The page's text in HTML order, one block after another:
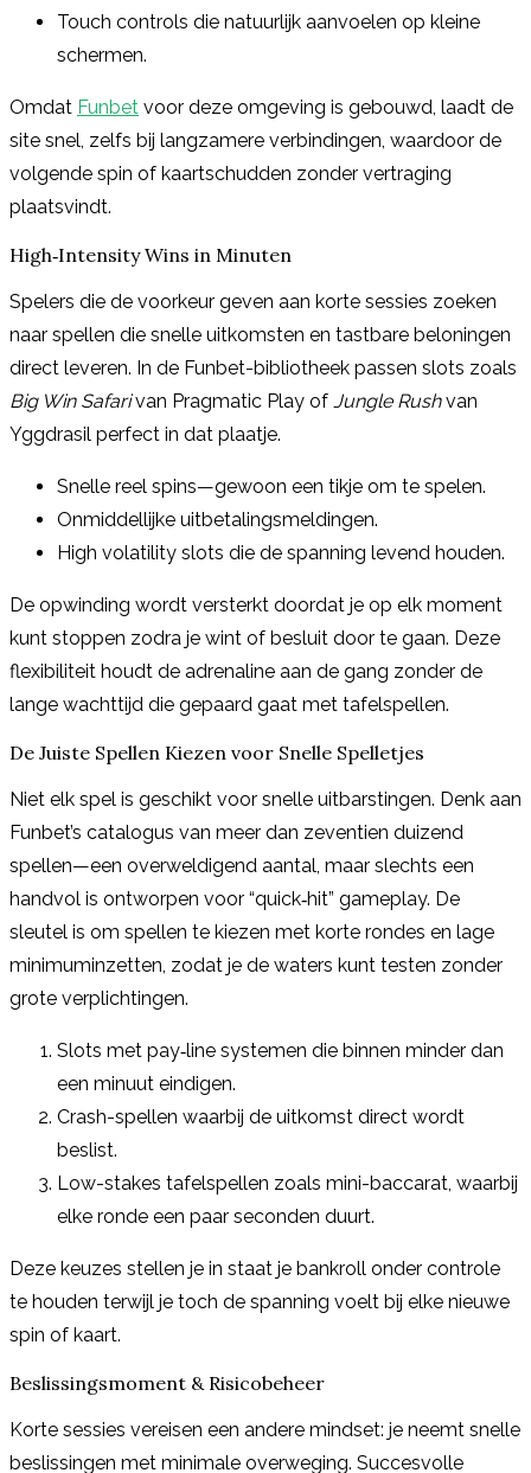
Touch controls die natuurlijk aanvoelen op kleine
schermen.
Omdat Funbet voor deze omgeving is gebouwd, laadt de
site snel, zelfs bij langzamere verbindingen, waardoor de
volgende spin of kaartschudden zonder vertraging
plaatsvindt.
High‑Intensity Wins in Minuten
Spelers die de voorkeur geven aan korte sessies zoeken
naar spellen die snelle uitkomsten en tastbare beloningen
direct leveren. In de Funbet-bibliotheek passen slots zoals
Big Win Safarivan Pragmatic Play of Jungle Rushvan
Yggdrasil perfect in dat plaatje.
Snelle reel spins—gewoon een tikje om te spelen.
Onmiddellijke uitbetalingsmeldingen.
High volatility slots die de spanning levend houden.
De opwinding wordt versterkt doordat je op elk moment
kunt stoppen zodra je wint of besluit door te gaan. Deze
flexibiliteit houdt de adrenaline aan de gang zonder de
lange wachttijd die gepaard gaat met tafelspellen.
De Juiste Spellen Kiezen voor Snelle Spelletjes
Niet elk spel is geschikt voor snelle uitbarstingen. Denk aan
Funbet’s catalogus van meer dan zeventien duizend
spellen—een overweldigend aantal, maar slechts een
handvol is ontworpen voor “quick‑hit” gameplay. De
sleutel is om spellen te kiezen met korte rondes en lage
minimuminzetten, zodat je de waters kunt testen zonder
grote verplichtingen.
Slots met pay‑line systemen die binnen minder dan
een minuut eindigen.
Crash-spellen waarbij de uitkomst direct wordt
beslist.
Low-stakes tafelspellen zoals mini-baccarat, waarbij
elke ronde een paar seconden duurt.
Deze keuzes stellen je in staat je bankroll onder controle
te houden terwijl je toch de spanning voelt bij elke nieuwe
spin of kaart.
Beslissingsmoment & Risicobeheer
Korte sessies vereisen een andere mindset: je neemt snelle
beslissingen met minimale overweging. Succesvolle